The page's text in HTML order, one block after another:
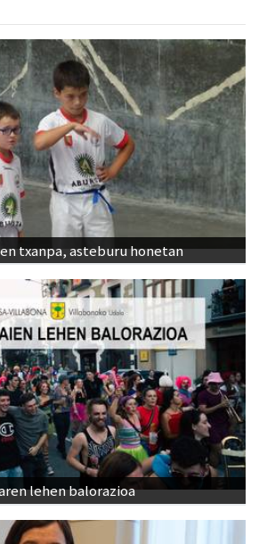
txanpa, asteburu honetan
lehen balorazioa